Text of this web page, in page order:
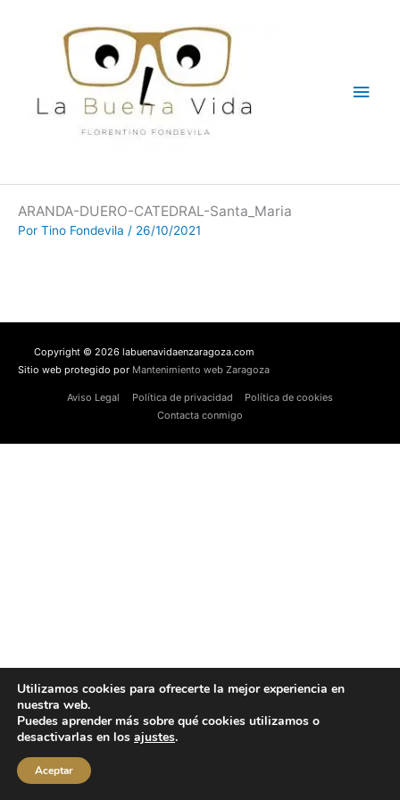
ARANDA-DUERO-CATEDRAL-Santa_Maria
Por Tino Fondevila / 26/10/2021
Copyright © 2026 labuenavidaenzaragoza.com
Sitio web protegido por Mantenimiento web Zaragoza
Aviso Legal Política de privacidad
Política de cookies
Contacta conmigo
Utilizamos cookies para ofrecerte la mejor experiencia en
nuestra web.
Puedes aprender más sobre qué cookies utilizamos o
desactivarlas en los ajustes.
Aceptar